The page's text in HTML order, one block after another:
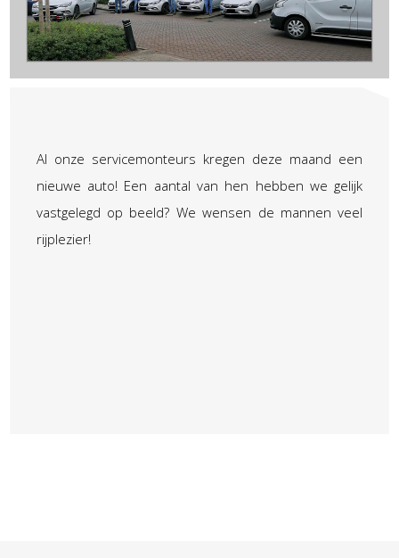
Al onze servicemonteurs kregen deze maand een
nieuwe auto! Een aantal van hen hebben we gelijk
vastgelegd op beeld? We wensen de mannen veel
rijplezier!